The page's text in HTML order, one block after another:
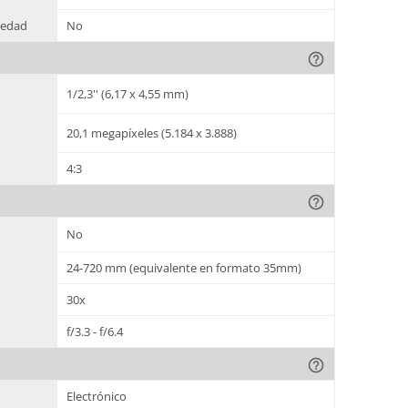
No
help_outline
1/2,3'' (6,17 x 4,55 mm)
20,1 megapíxeles (5.184 x 3.888)
4:3
help_outline
No
24-720 mm (equivalente en formato 35mm)
30x
f/3.3 - f/6.4
help_outline
Electrónico